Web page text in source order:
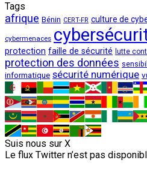
Tags
afrique Bénin CERT-FR culture de
cybermenaces
protection faille de sécurité lutte
protection des données
informatique sécurité numérique
Suis nous sur X
Le flux Twitter n’est pas